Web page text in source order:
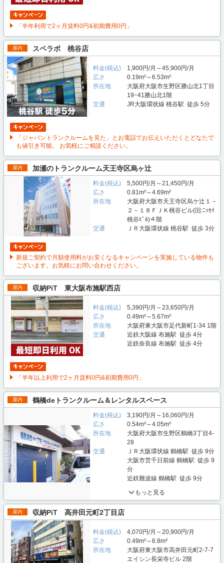
「半年利用で2ヶ月賃料0円&初期費用0円」
屋内 スペラボ 桃谷店
料金(税込)
1,900円/月～45,900円/月
広さ
0.19m²～6.53m²
所在地
大阪府大阪市生野区勝山北1丁目
19−41勝山北1階
交通
JR大阪環状線 桃谷駅 徒歩 5分
「ジャパントランクルームを見た」とお電話でお伝えいただくとどなたで
も値引き可能。 お気軽にご相談ください。
屋内 加瀬のトランクルーム天王寺区烏ヶ辻
料金(税込)
5,500円/月～21,450円/月
広さ
0.81m²～4.69m²
所在地
大阪府大阪市天王寺区烏ケ辻１－
２－１８ＦＪＫ桃谷ビル(旧:ﾆｯｾｲ
桃谷ﾋﾞﾙ)４階
交通
ＪＲ大阪環状線 桃谷駅 徒歩 3分
新規ご契約で月額使用料がお安くなるキャンペーンを実施している物件も
ございます。お気軽にお問い合わせください。
屋内 収納PiT 東大阪布施駅西店
料金(税込)
5,390円/月～23,650円/月
広さ
0.49m²～5.67m²
所在地
大阪府東大阪市足代新町1-34 1階
交通
近鉄大阪線 布施駅 徒歩 4分
近鉄奈良線 布施駅 徒歩 4分
「半年以上利用で2ヶ月賃料0円&初期費用0円」
屋内 鶴橋deトランクルーム＆レンタルスペース
料金(税込)
3,190円/月～16,060円/月
広さ
0.54m²～4.05m²
所在地
大阪府大阪市生野区鶴橋3丁目4-
28
交通
ＪＲ大阪環状線 鶴橋駅 徒歩 9分
大阪市営千日前線 鶴橋駅 徒歩 9
分
近鉄難波線 鶴橋駅 徒歩 9分
もっと見る
屋内 収納PiT 高井田元町2丁目店
料金(税込)
4,070円/月～20,900円/月
広さ
0.49m²～6.8m²
所在地
大阪府東大阪市高井田元町2-7-7
エイシン長栄寺ビル 2階